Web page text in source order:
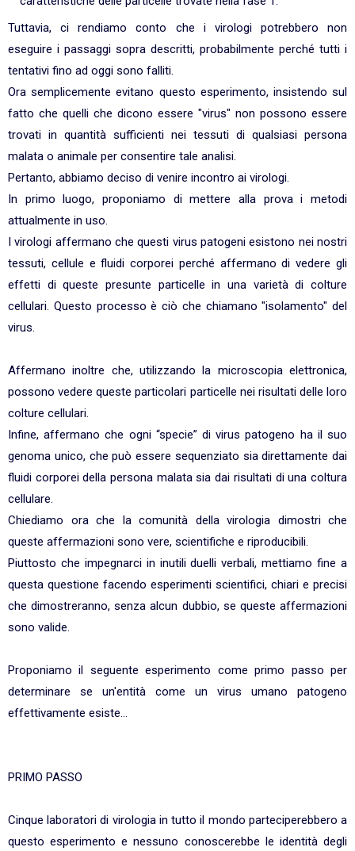
Tuttavia, ci rendiamo conto che i virologi potrebbero non
eseguire i passaggi sopra descritti, probabilmente perché tutti i
tentativi fino ad oggi sono falliti.
Ora semplicemente evitano questo esperimento, insistendo sul
fatto che quelli che dicono essere "virus" non possono essere
trovati in quantità sufficienti nei tessuti di qualsiasi persona
malata o animale per consentire tale analisi.
Pertanto, abbiamo deciso di venire incontro ai virologi.
In primo luogo, proponiamo di mettere alla prova i metodi
attualmente in uso.
I virologi affermano che questi virus patogeni esistono nei nostri
tessuti, cellule e fluidi corporei perché affermano di vedere gli
effetti di queste presunte particelle in una varietà di colture
cellulari. Questo processo è ciò che chiamano "isolamento" del
virus.
Affermano inoltre che, utilizzando la microscopia elettronica,
possono vedere queste particolari particelle nei risultati delle loro
colture cellulari.
Infine, affermano che ogni “specie” di virus patogeno ha il suo
genoma unico, che può essere sequenziato sia direttamente dai
fluidi corporei della persona malata sia dai risultati di una coltura
cellulare.
Chiediamo ora che la comunità della virologia dimostri che
queste affermazioni sono vere, scientifiche e riproducibili.
Piuttosto che impegnarci in inutili duelli verbali, mettiamo fine a
questa questione facendo esperimenti scientifici, chiari e precisi
che dimostreranno, senza alcun dubbio, se queste affermazioni
sono valide.
Proponiamo il seguente esperimento come primo passo per
determinare se un'entità come un virus umano patogeno
effettivamente esiste...
PRIMO PASSO
Cinque laboratori di virologia in tutto il mondo parteciperebbero a
questo esperimento e nessuno conoscerebbe le identità degli